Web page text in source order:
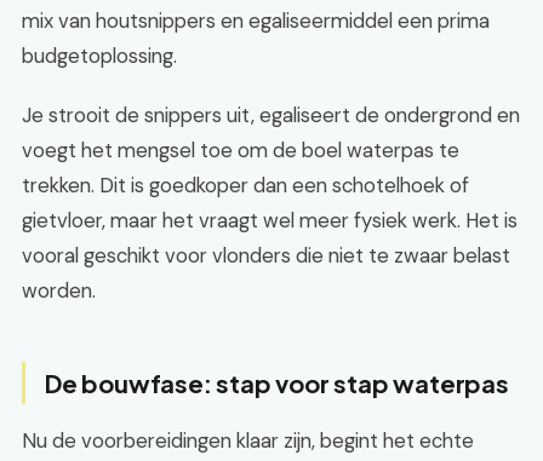
mix van houtsnippers en egaliseermiddel een prima
budgetoplossing.
Je strooit de snippers uit, egaliseert de ondergrond en
voegt het mengsel toe om de boel waterpas te
trekken. Dit is goedkoper dan een schotelhoek of
gietvloer, maar het vraagt wel meer fysiek werk. Het is
vooral geschikt voor vlonders die niet te zwaar belast
worden.
De bouwfase: stap voor stap waterpas
Nu de voorbereidingen klaar zijn, begint het echte